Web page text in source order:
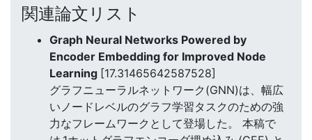
関連論文リスト
Graph Neural Networks Powered by
Encoder Embedding for Improved Node
Learning [17.31465642587528]
グラフニューラルネットワーク(GNN)は、幅広
いノードレベルのグラフ学習タスクのための強
力なフレームワークとして登場した。 本稿で